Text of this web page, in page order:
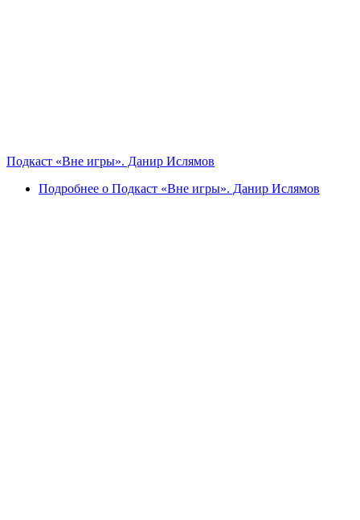
Подкаст «Вне игры». Данир Ислямов
Подробнее о Подкаст «Вне игры». Данир Ислямов